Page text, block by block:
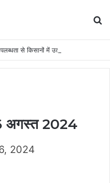
अगस्त 2024
2024